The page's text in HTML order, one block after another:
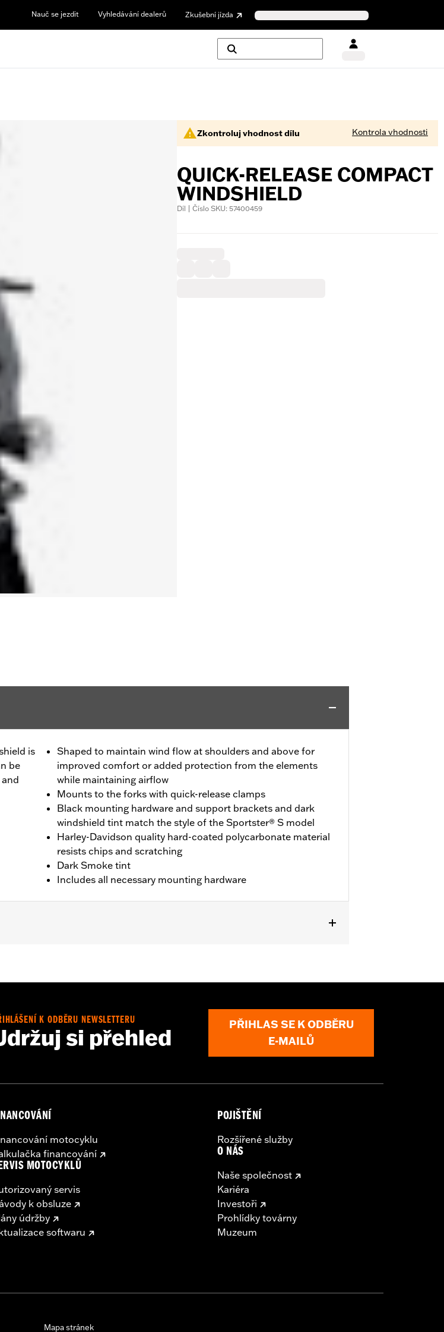
Nauč se jezdit Vyhledávání dealerů Zkušební jízda
Zkontroluj vhodnost dílu Kontrola vhodnosti
QUICK-RELEASE COMPACT
WINDSHIELD
Díl | Číslo SKU: 57400459
is
be
Shaped to maintain wind flow at shoulders and above for
improved comfort or added protection from the elements
while maintaining airflow
Mounts to the forks with quick-release clamps
Black mounting hardware and support brackets and dark
windshield tint match the style of the Sportster® S model
Harley-Davidson quality hard-coated polycarbonate material
resists chips and scratching
Dark Smoke tint
Includes all necessary mounting hardware
K ODBĚRU NEWSLETTERU
si přehled
PŘIHLAS SE K ODBĚRU
E-MAILŮ
motocyklu
financování
MOTOCYKLŮ
servis
k obsluze
údržby
softwaru
POJIŠTĚNÍ
Rozšířené služby
O NÁS
Naše společnost
Kariéra
Investoři
Prohlídky továrny
Muzeum
Mapa stránek